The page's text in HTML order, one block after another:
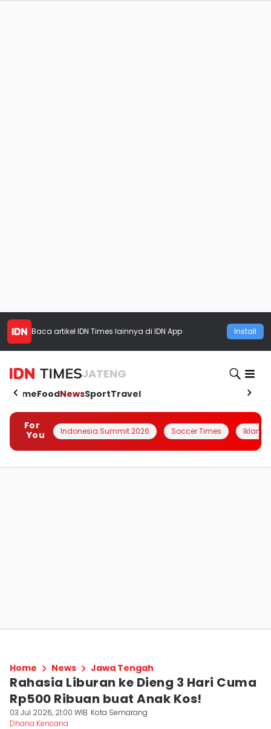
Baca artikel IDN Times lainnya di IDN App Install
JATENG
HomeFoodNewsSportTravel
For
You
Indonesia Summit 2026 Soccer Times Iklanin
Home News Jawa Tengah
Rahasia Liburan ke Dieng 3 Hari Cuma
Rp500 Ribuan buat Anak Kos!
03 Jul 2026, 21:00 WIB Kota Semarang
Dhana Kencana